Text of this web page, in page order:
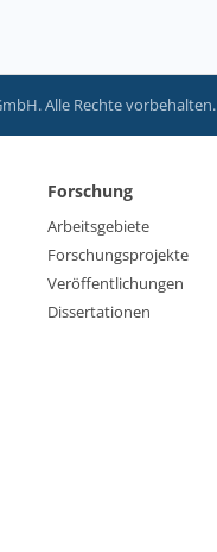
Alle Rechte vorbehalten.
Forschung
Arbeitsgebiete
Forschungsprojekte
Veröffentlichungen
Dissertationen